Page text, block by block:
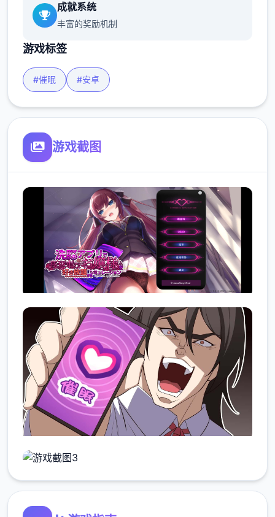
成就系统
丰富的奖励机制
游戏标签
#催眠 #安卓
游戏截图